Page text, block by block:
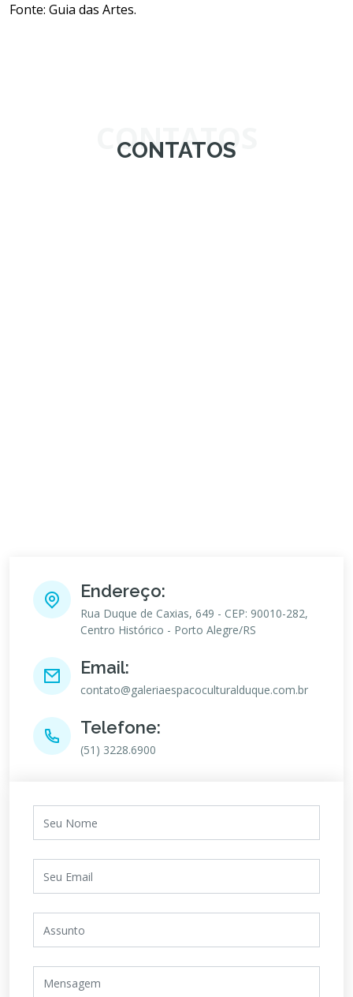
Fonte: Guia das Artes.
CONTATOS
CONTATOS
Endereço:
Rua Duque de Caxias, 649 - CEP: 90010-282,
Centro Histórico - Porto Alegre/RS
Email:
contato@galeriaespacoculturalduque.com.br
Telefone:
(51) 3228.6900